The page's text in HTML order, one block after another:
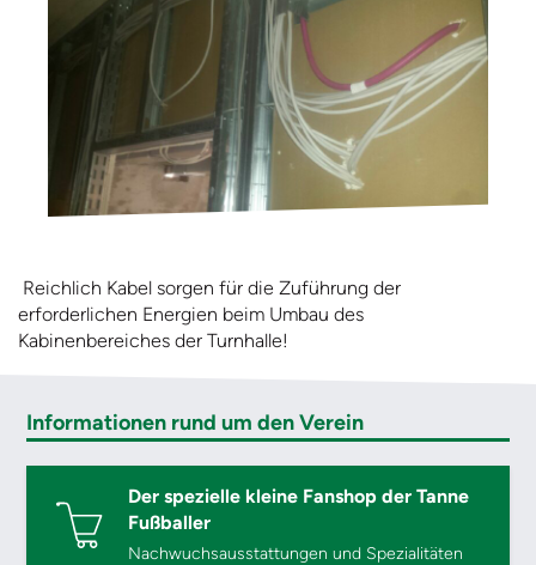
Reichlich Kabel sorgen für die Zuführung der
erforderlichen Energien beim Umbau des
Kabinenbereiches der Turnhalle!
Informationen rund um den Verein
Der spezielle kleine Fanshop der Tanne
Fußballer
Nachwuchsausstattungen und Spezialitäten